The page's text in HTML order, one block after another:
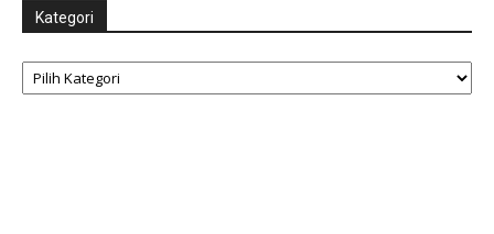
Kategori
Kategori